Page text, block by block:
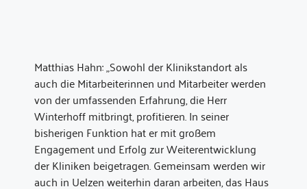
Matthias Hahn: „Sowohl der Klinikstandort als
auch die Mitarbeiterinnen und Mitarbeiter werden
von der umfassenden Erfahrung, die Herr
Winterhoff mitbringt, profitieren. In seiner
bisherigen Funktion hat er mit großem
Engagement und Erfolg zur Weiterentwicklung
der Kliniken beigetragen. Gemeinsam werden wir
auch in Uelzen weiterhin daran arbeiten, das Haus